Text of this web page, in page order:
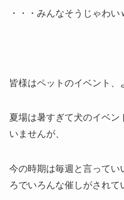
・・・みんなそうじゃわい
皆様はペットのイベント、
夏場は暑すぎて犬のイベン
いませんが、
今の時期は毎週と言ってい
ろでいろんな催しがされて